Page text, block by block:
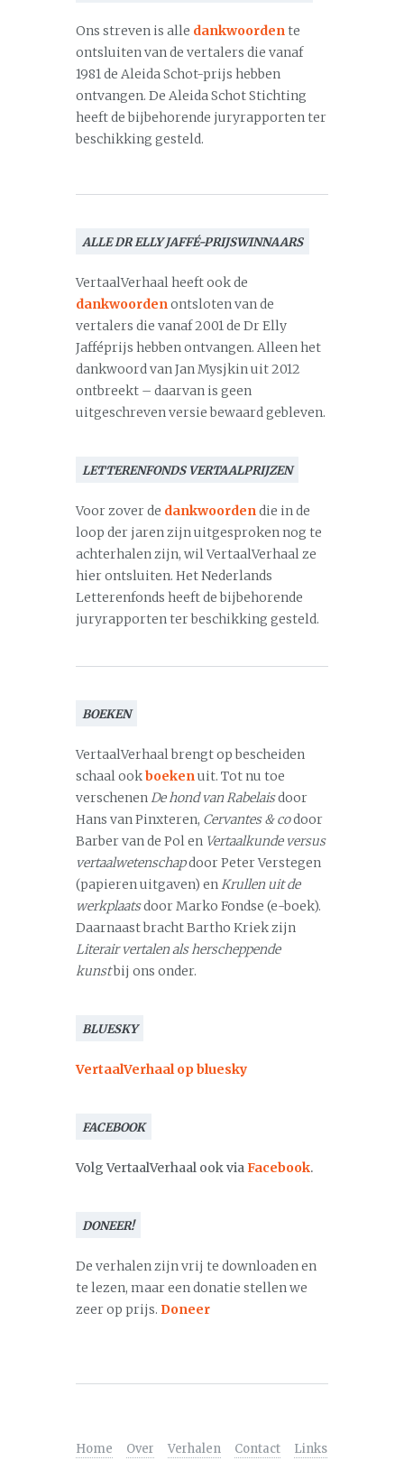
Ons streven is alle dankwoordente
ontsluiten van de vertalers die vanaf
1981 de Aleida Schot-prijs hebben
ontvangen. De Aleida Schot Stichting
heeft de bijbehorende juryrapporten ter
beschikking gesteld.
ALLE DR ELLY JAFFÉ-PRIJSWINNAARS
VertaalVerhaal heeft ook de
dankwoordenontsloten van de
vertalers die vanaf 2001 de Dr Elly
Jafféprijs hebben ontvangen. Alleen het
dankwoord van Jan Mysjkin uit 2012
ontbreekt – daarvan is geen
uitgeschreven versie bewaard gebleven.
LETTERENFONDS VERTAALPRIJZEN
Voor zover de dankwoordendie in de
loop der jaren zijn uitgesproken nog te
achterhalen zijn, wil VertaalVerhaal ze
hier ontsluiten. Het Nederlands
Letterenfonds heeft de bijbehorende
juryrapporten ter beschikking gesteld.
BOEKEN
VertaalVerhaal brengt op bescheiden
schaal ookboekenuit. Tot nu toe
verschenenDe hond van Rabelaisdoor
Hans van Pinxteren, Cervantes & codoor
Barber van de Pol en Vertaalkunde versus
vertaalwetenschapdoor Peter Verstegen
(papieren uitgaven) enKrullen uit de
werkplaatsdoor Marko Fondse (e-boek).
Daarnaast bracht Bartho Kriek zijn
Literair vertalen als herscheppende
kunstbij ons onder.
BLUESKY
VertaalVerhaal op bluesky
FACEBOOK
Volg VertaalVerhaal ook viaFacebook.
DONEER!
De verhalen zijn vrij te downloaden en
te lezen, maar een donatie stellen we
zeer op prijs. Doneer
Home Over Verhalen Contact Links